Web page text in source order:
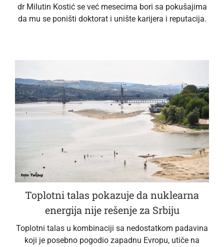
dr Milutin Kostić se već mesecima bori sa pokušajima
da mu se poništi doktorat i unište karijera i reputacija.
Toplotni talas pokazuje da nuklearna
energija nije rešenje za Srbiju
Toplotni talas u kombinaciji sa nedostatkom padavina
koji je posebno pogodio zapadnu Evropu, utiče na